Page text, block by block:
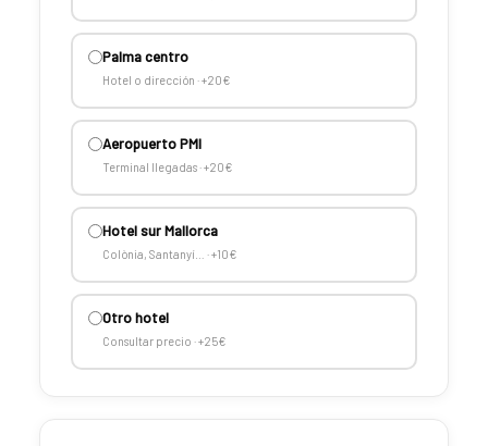
Palma centro
Hotel o dirección · +20€
Aeropuerto PMI
Terminal llegadas · +20€
Hotel sur Mallorca
Colònia, Santanyí… · +10€
Otro hotel
Consultar precio · +25€